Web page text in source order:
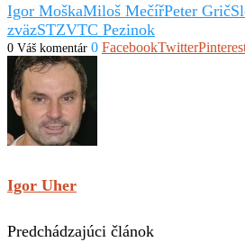
Igor MoškaMiloš MečířPeter Grič
zväzSTZVTC Pezinok
0 Váš komentár 0 FacebookTwitter
Igor Uher
Predchádzajúci článok